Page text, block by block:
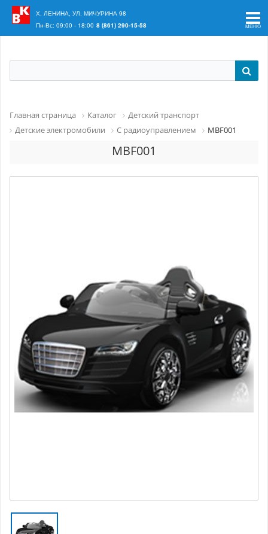
Ваш регион:
Х. ЛЕНИНА, УЛ. МИЧУРИНА 98
Пн-Вс: 09:00 - 18:00 8 (861) 290-15-58
Главная страница Каталог
Детский транспорт
Детские электромобили
С радиоуправлением MBF001
MBF001